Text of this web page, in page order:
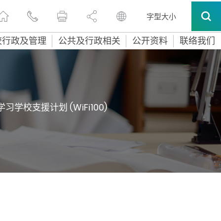
字型大小
政及管理 公共及行政相关 公开资料 联络我们
习学校支援计划 (WiFi100)